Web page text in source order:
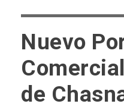
Nuevo
de